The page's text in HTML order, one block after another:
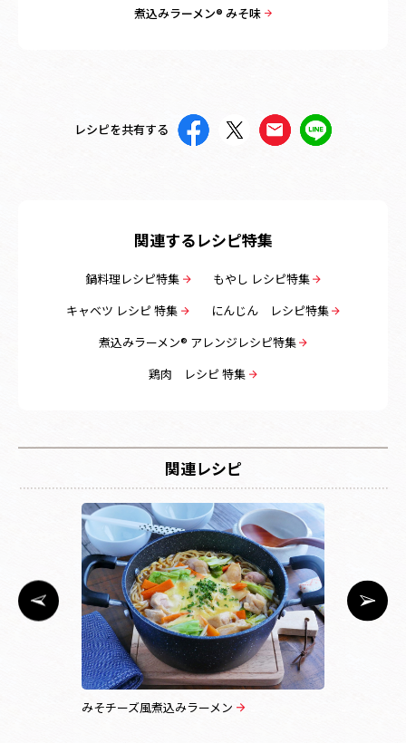
煮込みラーメン® みそ味
レシピを共有する
関連するレシピ特集
鍋料理レシピ特集
もやし レシピ特集
キャベツ レシピ 特集
にんじん レシピ特集
煮込みラーメン® アレンジレシピ特集
鶏肉 レシピ 特集
関連レシピ
みそチーズ風煮込みラーメン